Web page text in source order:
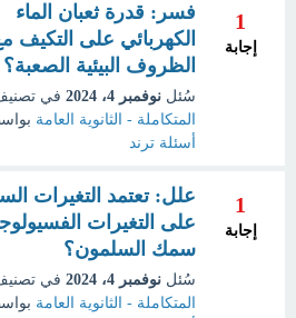
1
إجابة
فسر: قدرة ثعبان الماء
الكهربائي على التكيف
الظروف البيئية الصعبة؟
سُئل نوفمبر 4، 2024 في
المتكاملة - الثانوية العامة
أسئلة ترند
1
إجابة
علل: تعتمد التغيرات
على التغيرات
سمك السلمون؟
سُئل نوفمبر 4، 2024 في
المتكاملة - الثانوية العامة